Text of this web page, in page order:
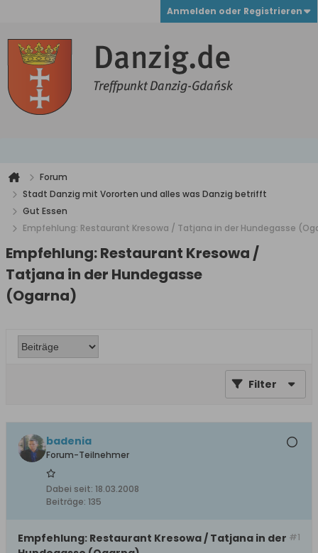
Anmelden oder Registrieren
Forum
Stadt Danzig mit Vororten und alles was Danzig betrifft
Gut Essen
Empfehlung: Restaurant Kresowa / Tatjana in der Hundegasse
Empfehlung: Restaurant Kresowa /
Tatjana in der Hundegasse
(Ogarna)
Filter
badenia
Forum-Teilnehmer
Dabei seit: 18.03.2008
Beiträge: 135
#1
Empfehlung: Restaurant Kresowa / Tatjana in der